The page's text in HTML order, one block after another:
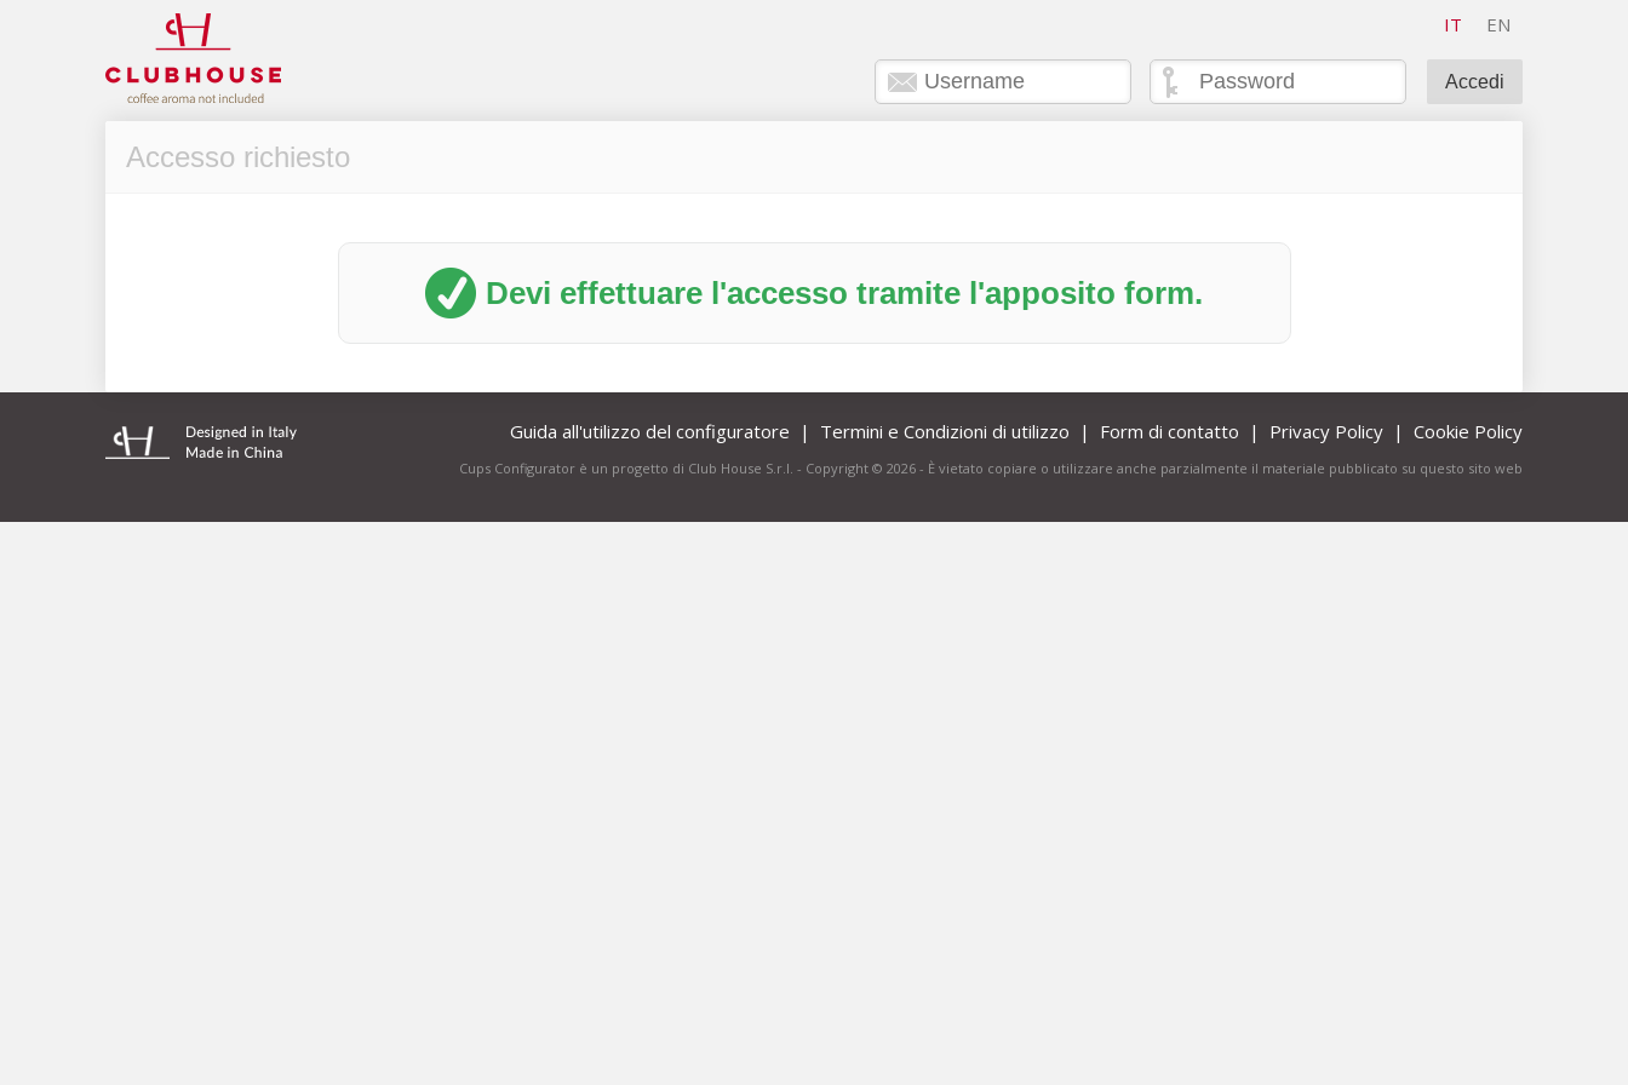
IT EN
Accesso richiesto
Devi effettuare l'accesso tramite l'apposito form.
Guida all'utilizzo del configuratore | Termini e Condizioni di utilizzo | Form di contatto | Privacy Policy | Cookie Policy
Cups Configurator è un progetto di Club House S.r.l. - Copyright © 2026 - È vietato copiare o utilizzare anche parzialmente il materiale pubblicato su questo sito web